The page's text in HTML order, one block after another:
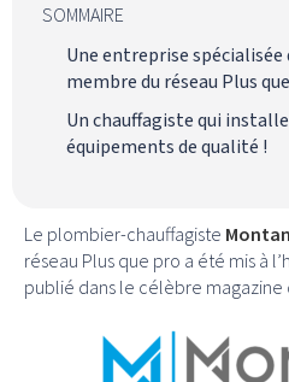
Le plombier-chauffagiste
réseau Plus que pro a été mis à
publié dans le célèbre magazine
SOMMAIRE
Une entreprise spécialisée
membre du réseau Plus
Un chauffagiste qui
équipements de qualité !